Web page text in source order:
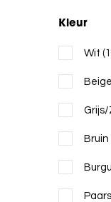
Kleur
Wit
Beige
Bruin
Paars